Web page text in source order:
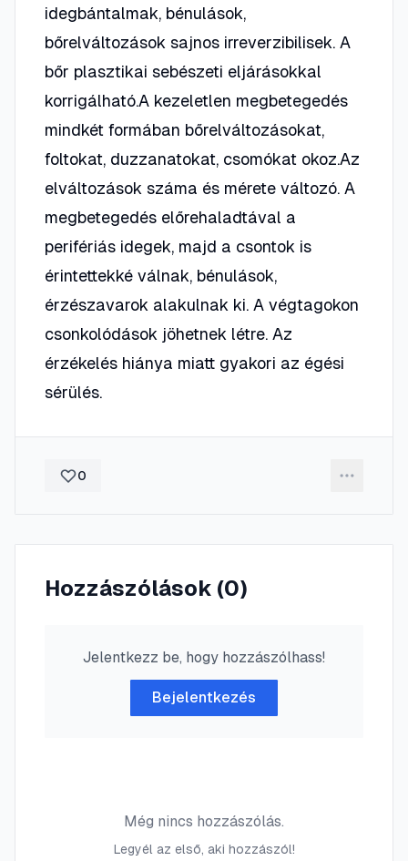
idegbántalmak, bénulások,
bőrelváltozások sajnos irreverzibilisek. A
bőr plasztikai sebészeti eljárásokkal
korrigálható.A kezeletlen megbetegedés
mindkét formában bőrelváltozásokat,
foltokat, duzzanatokat, csomókat okoz.Az
elváltozások száma és mérete változó. A
megbetegedés előrehaladtával a
perifériás idegek, majd a csontok is
érintettekké válnak, bénulások,
érzészavarok alakulnak ki. A végtagokon
csonkolódások jöhetnek létre. Az
érzékelés hiánya miatt gyakori az égési
sérülés.
0
Hozzászólások (0)
Jelentkezz be, hogy hozzászólhass!
Bejelentkezés
Még nincs hozzászólás.
Legyél az első, aki hozzászól!